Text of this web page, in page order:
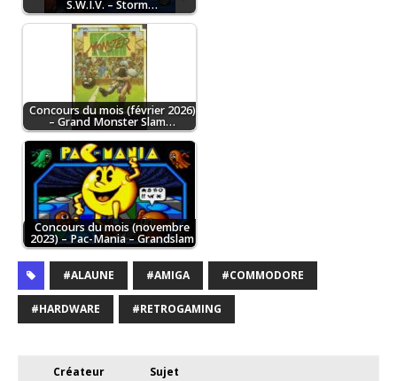
S.W.I.V. – Storm…
Concours du mois (février 2026)
– Grand Monster Slam…
Concours du mois (novembre
2023) – Pac-Mania – Grandslam
#ALAUNE #AMIGA #COMMODORE
#HARDWARE #RETROGAMING
Créateur Sujet